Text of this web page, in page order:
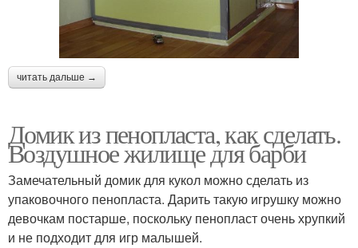
читать дальше →
Домик из пенопласта, как сделать.
Воздушное жилище для барби
Замечательный домик для кукол можно сделать из
упаковочного пенопласта. Дарить такую игрушку можно
девочкам постарше, поскольку пенопласт очень хрупкий
и не подходит для игр малышей.